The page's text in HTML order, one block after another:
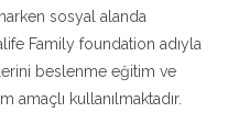
sosyal alanda
Family foundation adıyla
beslenme eğitim ve
amaçlı kullanılmaktadır.